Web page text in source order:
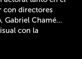
con directores
Gabriel Chamé…
con la